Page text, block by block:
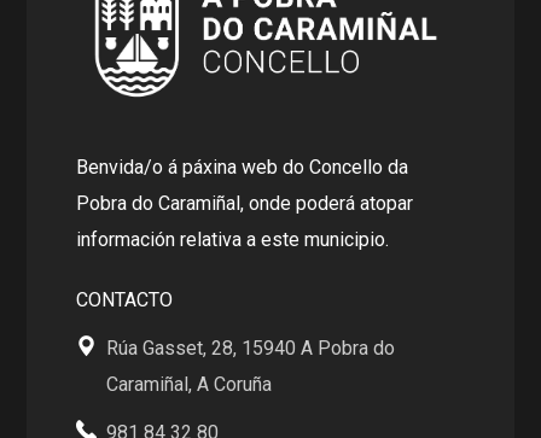
Benvida/o á páxina web do Concello da
Pobra do Caramiñal, onde poderá atopar
información relativa a este municipio.
CONTACTO
Rúa Gasset, 28, 15940 A Pobra do
Caramiñal, A Coruña
981 84 32 80